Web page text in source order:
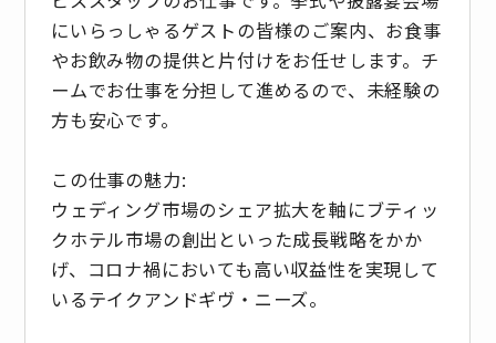
にいらっしゃるゲストの皆様のご案内、お食事
やお飲み物の提供と片付けをお任せします。チ
ームでお仕事を分担して進めるので、未経験の
方も安心です。
この仕事の魅力:
ウェディング市場のシェア拡大を軸にブティッ
クホテル市場の創出といった成長戦略をかか
げ、コロナ禍においても高い収益性を実現して
いるテイクアンドギヴ・ニーズ。